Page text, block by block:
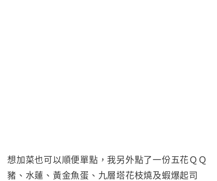
想加菜也可以順便單點，我另外點了一份五花ＱＱ
豬、水蓮、黃金魚蛋、九層塔花枝燒及蝦爆起司